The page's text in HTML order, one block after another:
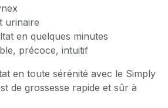
urinaire
en quelques minutes
précoce, intuitif
en toute sérénité avec le Simply
de grossesse rapide et sûr à